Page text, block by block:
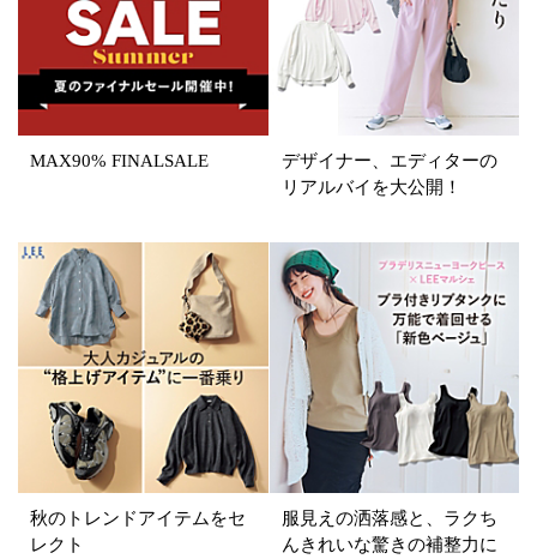
イエロー ピンク
パープル グリーン ブルー
マルチ
MAX90% FINALSALE
デザイナー、エディターの
リアルバイを大公開！
秋のトレンドアイテムをセ
レクト
服見えの洒落感と、ラクち
んきれいな驚きの補整力に